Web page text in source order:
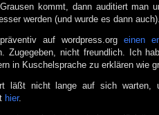
kommt, dann auditiert man
werden (und wurde es dann
auf wordpress.org einen
Zugegeben, nicht freundlich. Ich
in Kuschelsprache zu erklären wie
läßt nicht lange auf sich warten,
hier.